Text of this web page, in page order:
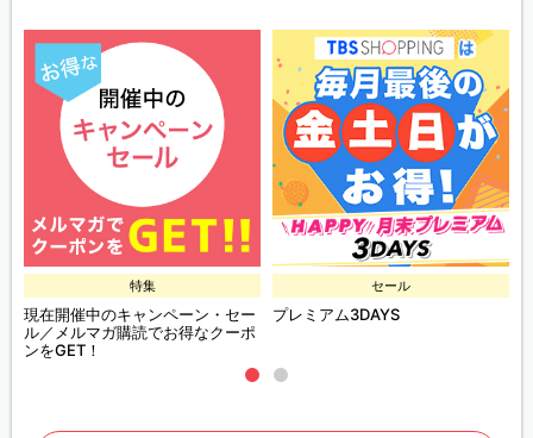
特集
現在開催中のキャンペーン・セー
ル／メルマガ購読でお得なクーポ
ンをGET！
セール
プレミアム3DAYS